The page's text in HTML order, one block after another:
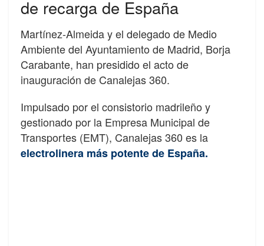
de recarga de España
Martínez-Almeida y el delegado de Medio
Ambiente del Ayuntamiento de Madrid, Borja
Carabante, han presidido el acto de
inauguración de Canalejas 360.
Impulsado por el consistorio madrileño y
gestionado por la Empresa Municipal de
Transportes (EMT), Canalejas 360 es la
electrolinera más potente de España.